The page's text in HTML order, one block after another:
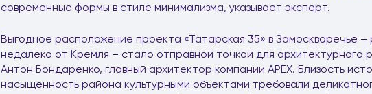
современные формы в стиле минимализма, указывает эксперт.
Выгодное расположение проекта «Татарская 35» в Замоскворечье
недалеко от Кремля – стало отправной точкой для архитектурного
Антон Бондаренко, главный архитектор компании APEX. Близость
насыщенность района культурными объектами требовали